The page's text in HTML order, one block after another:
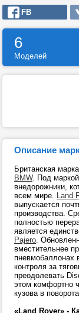
FB
6
Моделей
Описание
Британская
BMW. Под
внедорожники,
всем мире. Land
выпускается
производства.
полностью
является
Pajero.
вместительнее
пневмобаллонах
контроля за
преодолевать
этом комфортно
кузова в
«Land Rover» -